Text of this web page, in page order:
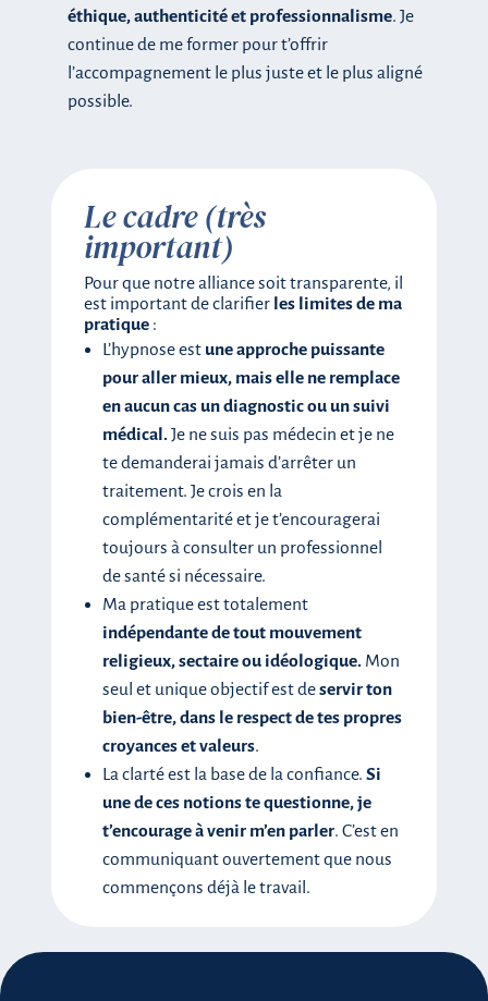
éthique, authenticité et professionnalisme. Je
continue de me former pour t’offrir
l’accompagnement le plus juste et le plus aligné
possible.
Le cadre (très
important)
Pour que notre alliance soit transparente, il
est important de clarifierles limites de ma
pratique:
L’hypnose est une approche puissante
pour aller mieux, mais elle ne remplace
en aucun cas un diagnostic ou un suivi
médical.Je ne suis pas médecin et je ne
te demanderai jamais d’arrêter un
traitement. Je crois en la
complémentarité et je t’encouragerai
toujours à consulter un professionnel
de santé si nécessaire.
Ma pratique est totalement
indépendante de tout mouvement
religieux, sectaire ou idéologique. Mon
seul et unique objectif est deservir ton
bien-être, dans le respect de tes propres
croyances et valeurs.
La clarté est la base de la confiance. Si
une de ces notions te questionne, je
t’encourage à venir m’en parler. C’est en
communiquant ouvertement que nous
commençons déjà le travail.